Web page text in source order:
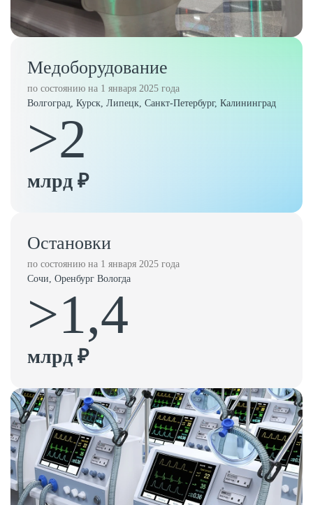
Медоборудование
по состоянию на 1 января 2025 года
Волгоград, Курск, Липецк, Санкт-Петербург, Калининград
>2
млрд ₽
Остановки
по состоянию на 1 января 2025 года
Сочи, Оренбург Вологда
>1,4
млрд ₽